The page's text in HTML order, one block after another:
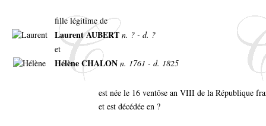
fille légitime de
Laurent AUBERT n. ? - d. ?
et
Hélène CHALON n. 1761 - d. 1825
est née le 16 ventôse an VIII de la République
et est décédée en ?